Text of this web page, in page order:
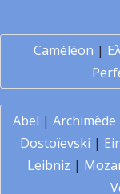
Caméléon |
Abel | Archimède
Dostoïevski |
Leibniz |